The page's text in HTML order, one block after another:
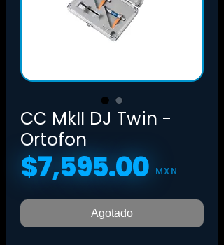
CC MkII DJ Twin -
Ortofon
$7,595.00 MXN
Agotado